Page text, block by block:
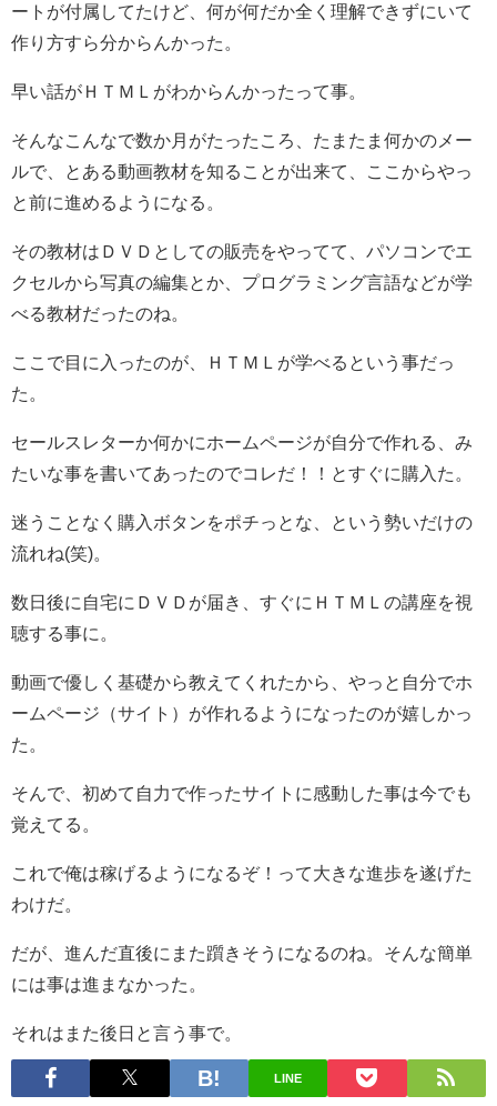
ートが付属してたけど、何が何だか全く理解できずにいて
作り方すら分からんかった。
早い話がＨＴＭＬがわからんかったって事。
そんなこんなで数か月がたったころ、たまたま何かのメー
ルで、とある動画教材を知ることが出来て、ここからやっ
と前に進めるようになる。
その教材はＤＶＤとしての販売をやってて、パソコンでエ
クセルから写真の編集とか、プログラミング言語などが学
べる教材だったのね。
ここで目に入ったのが、ＨＴＭＬが学べるという事だっ
た。
セールスレターか何かにホームページが自分で作れる、み
たいな事を書いてあったのでコレだ！！とすぐに購入た。
迷うことなく購入ボタンをポチっとな、という勢いだけの
流れね(笑)。
数日後に自宅にＤＶＤが届き、すぐにＨＴＭＬの講座を視
聴する事に。
動画で優しく基礎から教えてくれたから、やっと自分でホ
ームページ（サイト）が作れるようになったのが嬉しかっ
た。
そんで、初めて自力で作ったサイトに感動した事は今でも
覚えてる。
これで俺は稼げるようになるぞ！って大きな進歩を遂げた
わけだ。
だが、進んだ直後にまた躓きそうになるのね。そんな簡単
には事は進まなかった。
それはまた後日と言う事で。
LINE